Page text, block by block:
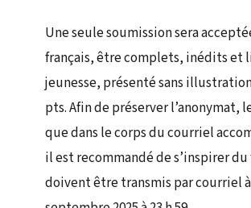
Une seule soumission sera
français, être complets, inédits et
jeunesse, présenté sans
pts. Afin de préserver l’anonymat,
que dans le corps du courriel
il est recommandé de s’inspirer
doivent être transmis par courriel à